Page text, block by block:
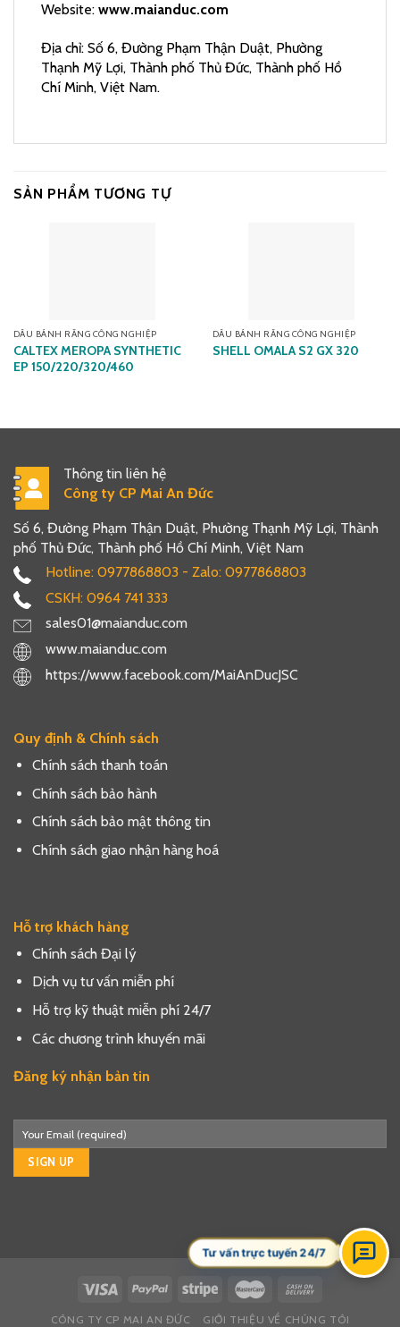
Website: www.maianduc.com
Địa chỉ: Số 6, Đường Phạm Thận Duật, Phường
Thạnh Mỹ Lợi, Thành phố Thủ Đức, Thành phố Hồ
Chí Minh, Việt Nam.
SẢN PHẨM TƯƠNG TỰ
DẦU BÁNH RĂNG CÔNG NGHIỆP
CALTEX MEROPA SYNTHETIC
EP 150/220/320/460
DẦU BÁNH RĂNG CÔNG NGHIỆP
SHELL OMALA S2 GX 320
Thông tin liên hệ
Công ty CP Mai An Đức
Số 6, Đường Phạm Thận Duật, Phường Thạnh Mỹ Lợi, Thành
phố Thủ Đức, Thành phố Hồ Chí Minh, Việt Nam
Hotline: 0977868803 - Zalo: 0977868803
CSKH: 0964 741 333
sales01@maianduc.com
www.maianduc.com
https://www.facebook.com/MaiAnDucJSC
Quy định & Chính sách
Chính sách thanh toán
Chính sách bảo hành
Chính sách bảo mật thông tin
Chính sách giao nhận hàng hoá
Hỗ trợ khách hàng
Chính sách Đại lý
Dịch vụ tư vấn miễn phí
Hỗ trợ kỹ thuật miễn phí 24/7
Các chương trình khuyến mãi
Đăng ký nhận bản tin
CÔNG TY CP MAI AN ĐỨC GIỚI THIỆU VỀ CHÚNG TÔI
Tư vấn trực tuyến 24/7